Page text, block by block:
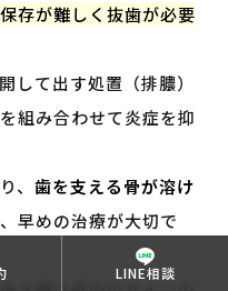
LINE相談
保存が難しく抜歯が必要
して出す処置（排膿）
組み合わせて炎症を抑
、 歯を支える骨が溶け
早めの治療が大切で